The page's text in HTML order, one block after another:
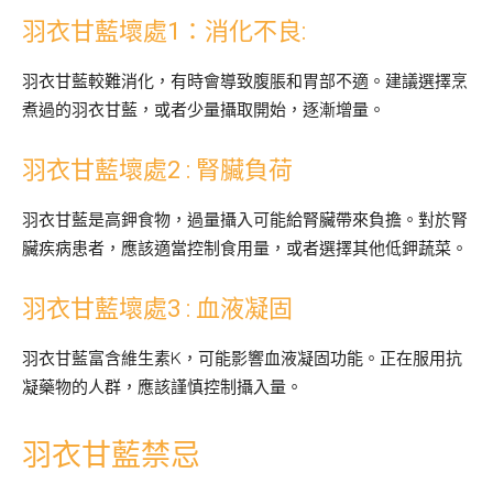
羽衣甘藍壞處1：消化不良:
羽衣甘藍較難消化，有時會導致腹脹和胃部不適。建議選擇烹
煮過的羽衣甘藍，或者少量攝取開始，逐漸增量。
羽衣甘藍壞處2 : 腎臟負荷
羽衣甘藍是高鉀食物，過量攝入可能給腎臟帶來負擔。對於腎
臟疾病患者，應該適當控制食用量，或者選擇其他低鉀蔬菜。
羽衣甘藍壞處3 : 血液凝固
羽衣甘藍富含維生素K，可能影響血液凝固功能。正在服用抗
凝藥物的人群，應該謹慎控制攝入量。
羽衣甘藍禁忌